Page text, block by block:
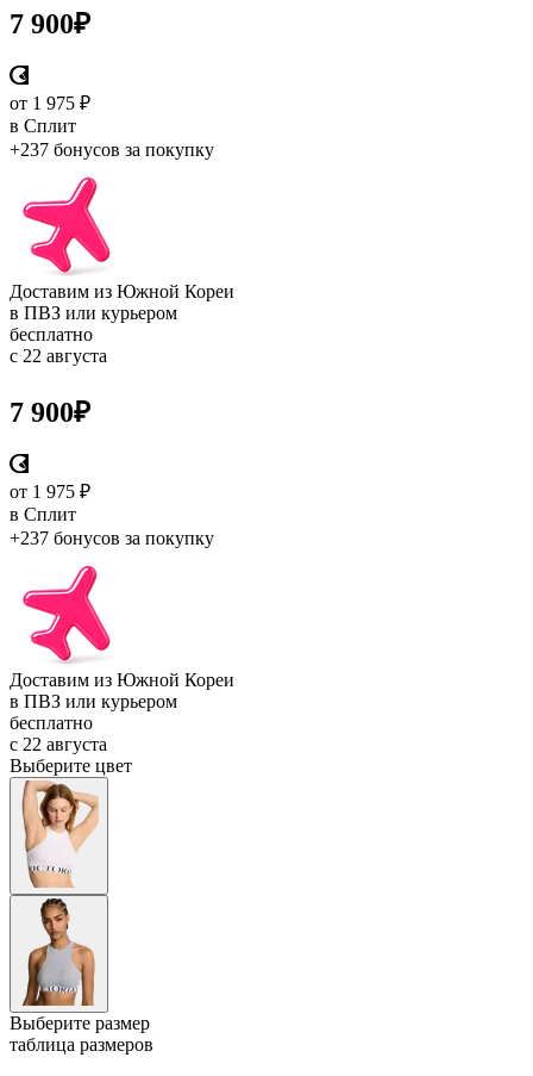
7 900₽
от 1 975 ₽
в Сплит
+237 бонусов за покупку
Доставим из Южной Кореи
в ПВЗ или курьером
бесплатно
с 22 августа
7 900₽
от 1 975 ₽
в Сплит
+237 бонусов за покупку
Доставим из Южной Кореи
в ПВЗ или курьером
бесплатно
с 22 августа
Выберите цвет
Выберите размер
таблица размеров